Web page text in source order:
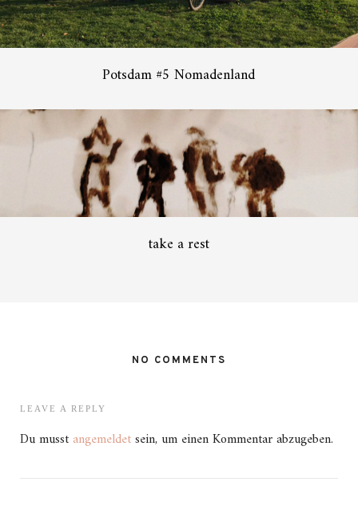
Potsdam #5 Nomadenland
take a rest
NO COMMENTS
LEAVE A REPLY
Du musst angemeldetsein, um einen Kommentar abzugeben.